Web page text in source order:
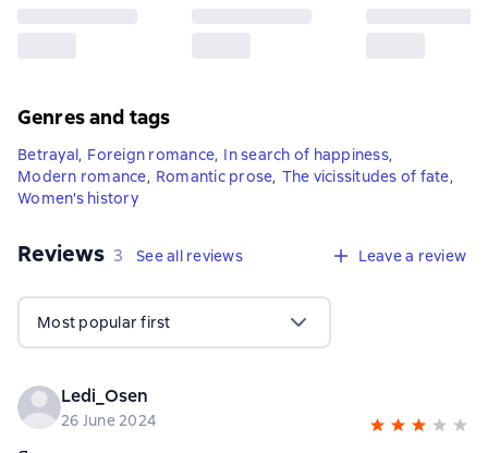
Genres and tags
Betrayal, Foreign romance, In search of happiness,
Modern romance, Romantic prose, The vicissitudes of fate,
Women's history
Reviews 3 reviews
3 See all reviews Leave a review
Most popular first
Ledi_Osen
26 June 2024